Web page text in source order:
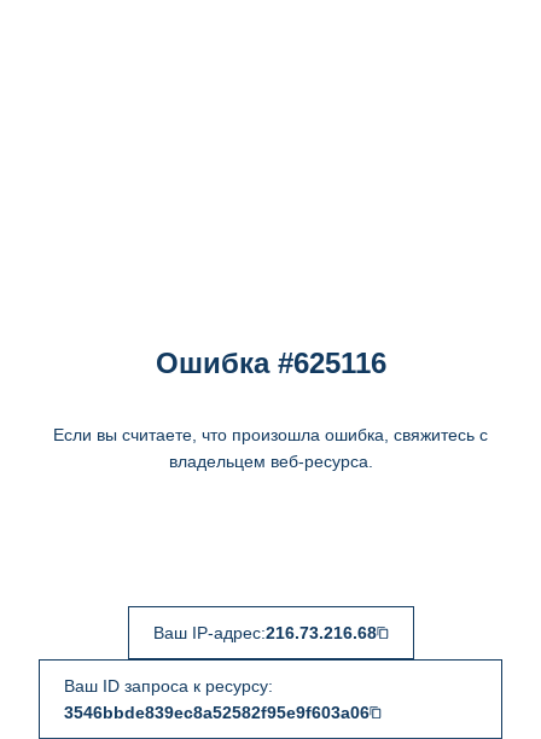
Ошибка #625116
Если вы считаете, что произошла ошибка, свяжитесь с
владельцем веб-ресурса.
Ваш IP-адрес:216.73.216.68
Ваш ID запроса к ресурсу:
3546bbde839ec8a52582f95e9f603a06